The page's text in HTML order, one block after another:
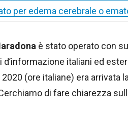
per edema cerebrale o
è stato operato con
italiani ed
(ore italiane) era arrivata
di fare chiarezza